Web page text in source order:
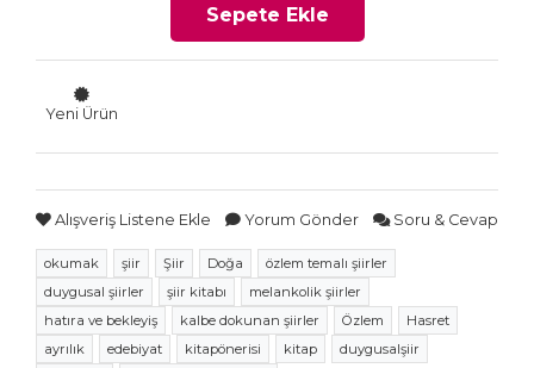
Sepete Ekle
Yeni Ürün
Alışveriş Listene Ekle Yorum Gönder Soru & Cevap
okumak şiir Şiir Doğa
özlem temalı şiirler
duygusal şiirler
şiir kitabı
melankolik şiirler
hatıra ve bekleyiş
kalbe dokunan şiirler Özlem
Hasret
ayrılık
edebiyat kitapönerisi kitap
duygusalşiir